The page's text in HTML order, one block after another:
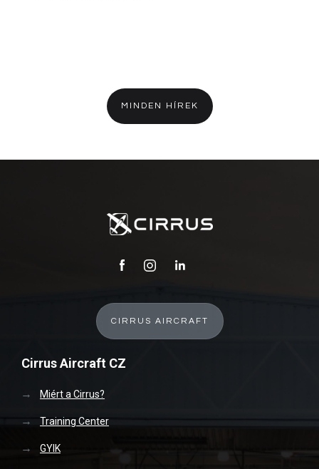
turbópropelleres versenytársát is felülmúlta.
MINDEN HÍREK
CIRRUS AIRCRAFT
Cirrus Aircraft CZ
Miért a Cirrus?
Training Center
GYIK